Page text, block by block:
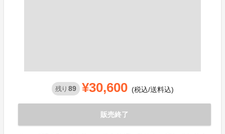
残り 89 ¥30,600 (税込/送料込)
販売終了